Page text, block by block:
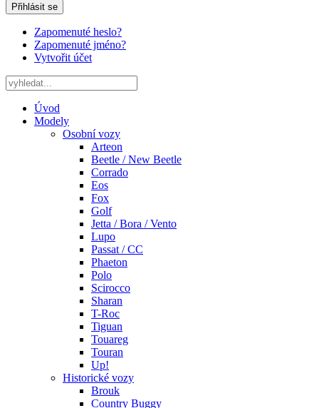
Přihlásit se
Zapomenuté heslo?
Zapomenuté jméno?
Vytvořit účet
Úvod
Modely
Osobní vozy
Arteon
Beetle / New Beetle
Corrado
Eos
Fox
Golf
Jetta / Bora / Vento
Lupo
Passat / CC
Phaeton
Polo
Scirocco
Sharan
T-Roc
Tiguan
Touareg
Touran
Up!
Historické vozy
Brouk
Country Buggy